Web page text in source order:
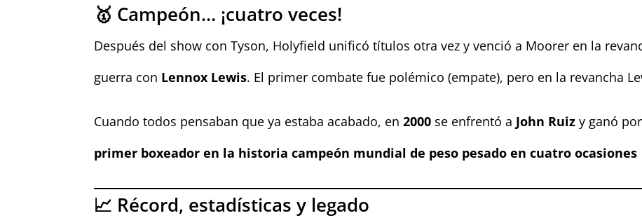
🥇 Campeón… ¡cuatro veces!
Después del show con Tyson, Holyfield unificó títulos otra vez y venció a Moorer en la
guerra con Lennox Lewis. El primer combate fue polémico (empate), pero en la revancha
Cuando todos pensaban que ya estaba acabado, en2000 se enfrentó a John Ruiz y ganó
primer boxeador en la historia campeón mundial de peso pesado en cuatro ocasiones
📈 Récord, estadísticas y legado